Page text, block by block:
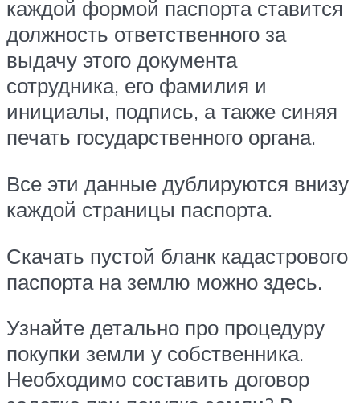
каждой формой паспорта ставится
должность ответственного за
выдачу этого документа
сотрудника, его фамилия и
инициалы, подпись, а также синяя
печать государственного органа.
Все эти данные дублируются внизу
каждой страницы паспорта.
Скачать пустой бланк кадастрового
паспорта на землю можно здесь.
Узнайте детально про процедуру
покупки земли у собственника.
Необходимо составить договор